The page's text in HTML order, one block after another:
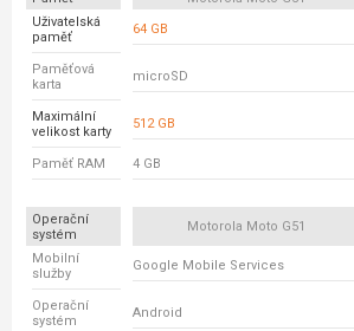
Uživatelská
paměť
64 GB
Paměťová
karta
microSD
Maximální
velikost karty
512 GB
Paměť RAM 4 GB
Operační
systém
Motorola Moto G51
Mobilní
služby
Google Mobile Services
Operační
systém
Android